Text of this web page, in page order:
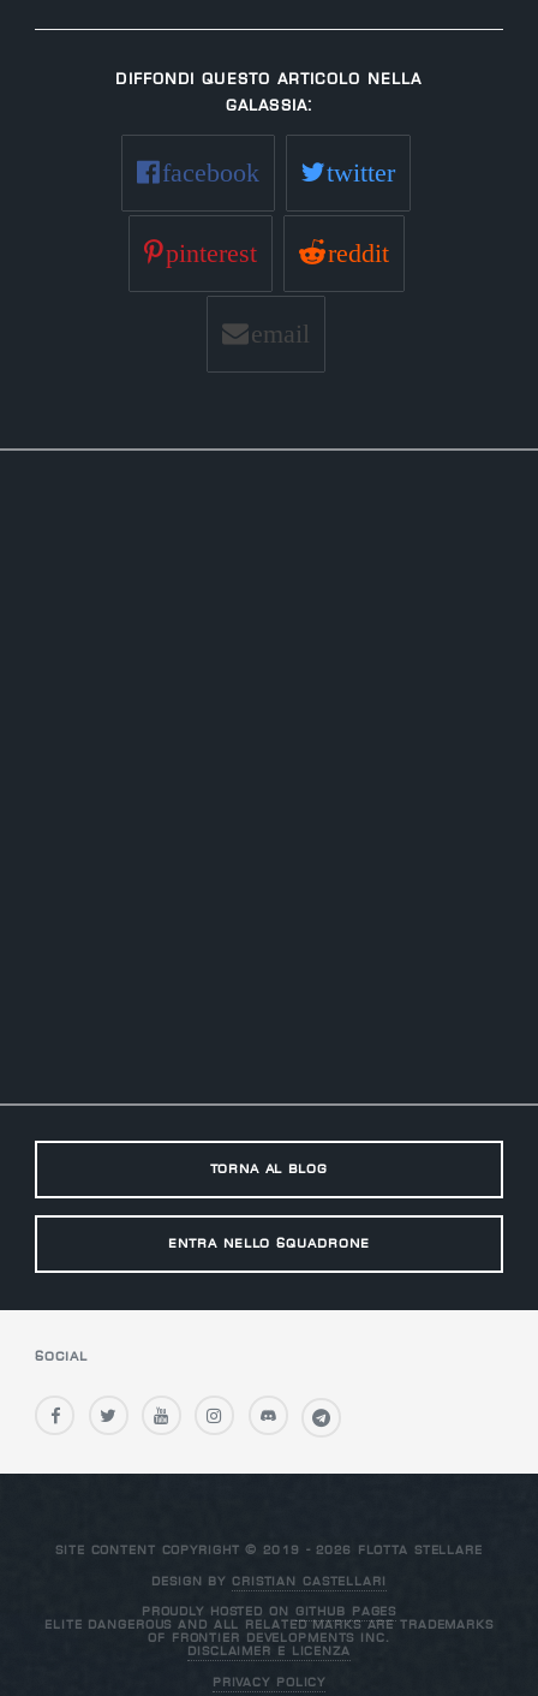
Diffondi questo articolo nella
Galassia:
facebook twitter
pinterest reddit
email
Torna al Blog
Entra nello Squadrone
Social
site content copyright © 2019 - 2026 flotta stellare
Design byCristian Castellari
Proudly hosted on GitHub Pages
Elite Dangerous and all related marks are trademarks
of Frontier Developments Inc.
Disclaimer e Licenza
Privacy Policy